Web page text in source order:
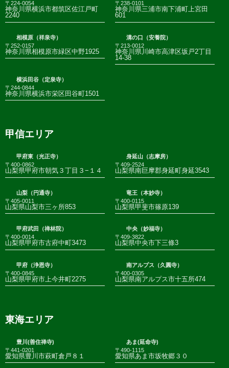
〒224-0054
神奈川県横浜市都筑区佐江戸町
2240
〒238-0101
神奈川県三浦市南下浦町上宮田
601
相模原（祥泉寺）
〒252-0157
神奈川県相模原市緑区中野1925
溝の口（安養院）
〒213-0012
神奈川県川崎市高津区坂戸2丁目
14-38
横浜田谷（定泉寺）
〒244-0844
神奈川県横浜市栄区田谷町1501
甲信エリア
甲府東（光正寺）
〒400-0862
山梨県甲府市朝気３丁目３−１４
身延山（志摩房）
〒409-2524
山梨県南巨摩郡身延町身延3543
山梨（円通寺）
〒405-0011
山梨県山梨市三ヶ所853
竜王（本妙寺）
〒400-0115
山梨県甲斐市篠原139
甲府武田（禅林院）
〒400-0014
山梨県甲府市古府中町3473
中央（妙福寺）
〒409-3822
山梨県中央市下三條3
甲府（浄恩寺）
〒400-0845
山梨県甲府市上今井町2275
南アルプス（久圓寺）
〒400-0305
山梨県南アルプス市十五所474
東海エリア
豊川(善住禅寺)
〒441-0201
愛知県豊川市萩町倉戸８１
あま(延命寺)
〒490-1115
愛知県あま市坂牧郷３０